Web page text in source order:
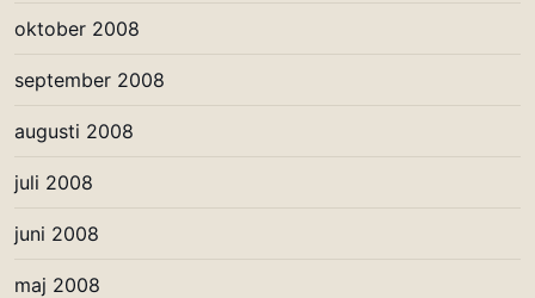
oktober 2008
september 2008
augusti 2008
juli 2008
juni 2008
maj 2008